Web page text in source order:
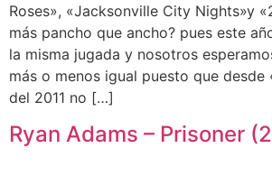
Roses», «Jacksonville City Nights»y
más pancho que ancho? pues este
la misma jugada y nosotros
más o menos igual puesto que desde
del 2011 no […]
Ryan Adams – Prisoner